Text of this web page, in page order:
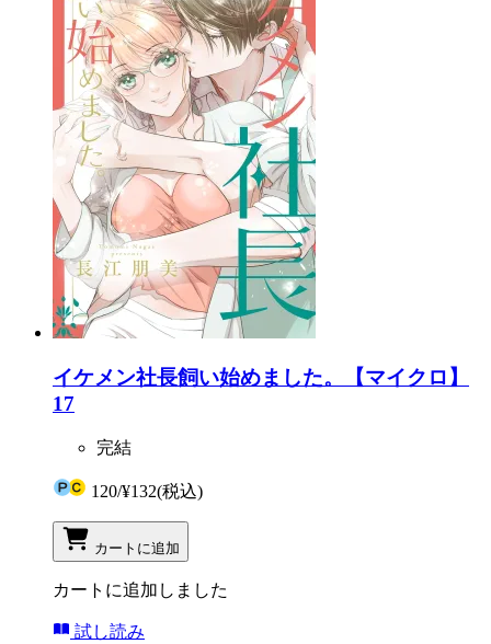
イケメン社長飼い始めました。【マイクロ】
17
完結
120/¥132(税込)
カートに追加
カートに追加しました
試し読み